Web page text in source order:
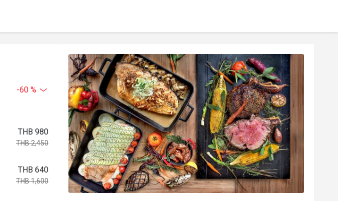
-60 %
THB 980
THB 2,450
THB 640
THB 1,600